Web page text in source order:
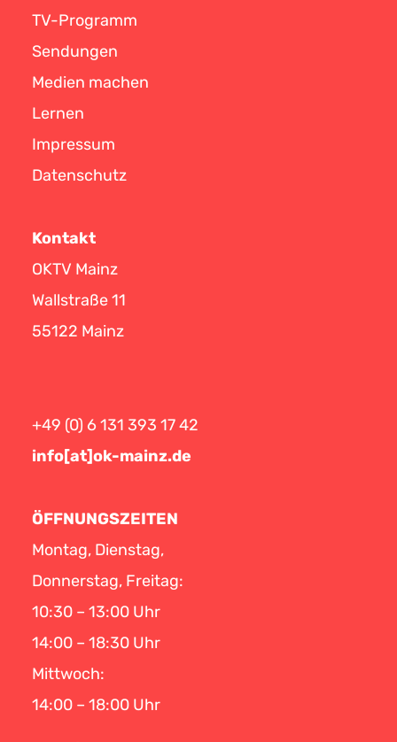
TV-Programm
Sendungen
Medien machen
Lernen
Impressum
Datenschutz
Kontakt
OKTV Mainz
Wallstraße 11
55122 Mainz
+49 (0) 6 131 393 17 42
info[at]ok-mainz.de
ÖFFNUNGSZEITEN
Montag, Dienstag,
Donnerstag, Freitag:
10:30 – 13:00 Uhr
14:00 – 18:30 Uhr
Mittwoch:
14:00 – 18:00 Uhr